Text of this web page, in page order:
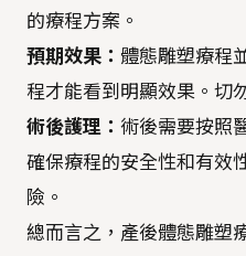
的療程方案。
預期效果： 體態雕塑療程
程才能看到明顯效果。切
術後護理： 術後需要按照
確保療程的安全性和有效
險。
總而言之，產後體態雕塑